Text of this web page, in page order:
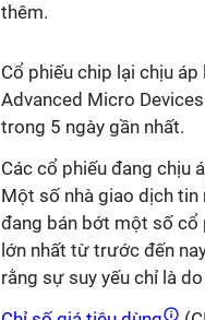
thêm.
Cổ phiếu chip lại chịu
Advanced Micro
trong 5 ngày gần nhất.
Các cổ phiếu đang chịu
Một số nhà giao dịch tin
đang bán bớt một số cổ
lớn nhất từ ​​trước đến
rằng sự suy yếu chỉ là